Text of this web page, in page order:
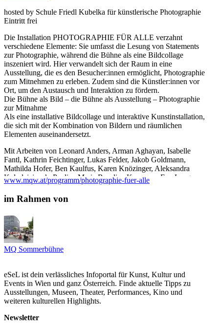
hosted by Schule Friedl Kubelka für künstlerische Photographie
Eintritt frei
Die Installation PHOTOGRAPHIE FÜR ALLE verzahnt
verschiedene Elemente: Sie umfasst die Lesung von Statements
zur Photographie, während die Bühne als eine Bildcollage
inszeniert wird. Hier verwandelt sich der Raum in eine
Ausstellung, die es den Besucher:innen ermöglicht, Photographie
zum Mitnehmen zu erleben. Zudem sind die Künstler:innen vor
Ort, um den Austausch und Interaktion zu fördern.
Die Bühne als Bild – die Bühne als Ausstellung – Photographie
zur Mitnahme
Als eine installative Bildcollage und interaktive Kunstinstallation,
die sich mit der Kombination von Bildern und räumlichen
Elementen auseinandersetzt.
Mit Arbeiten von Leonard Anders, Arman Aghayan, Isabelle
Fantl, Kathrin Feichtinger, Lukas Felder, Jakob Goldmann,
Mathilda Hofer, Ben Kaulfus, Karen Knözinger, Aleksandra
Kolodziejczyk, Paulina Maria Roselina Kremsner, Eva Lang,
Marie Paulin Lang, Paola Lesslhumer, Rosalie Maxima Maier,
Elias Partoll, Susanne Priller, Nikolas Rode, Daniel Scheuch,
Paul Vetter, Veith Weidner, Julia Villgrater, Kiran Isajah Zyman
Schule Friedl Kubelka für künstlerische Photographie, Wien
Künstlerische Leitung: Anja Manfredi
Moderation: Daniel Scheuch
Anschließend Live DJ-Set.
...Mehr lesen
www.mqw.at/programm/photographie-fuer-alle
im Rahmen von
MQ Sommerbühne
eSeL ist dein verlässliches Infoportal für Kunst, Kultur und
Events in Wien und ganz Österreich. Finde aktuelle Tipps zu
Ausstellungen, Museen, Theater, Performances, Kino und
weiteren kulturellen Highlights.
Newsletter